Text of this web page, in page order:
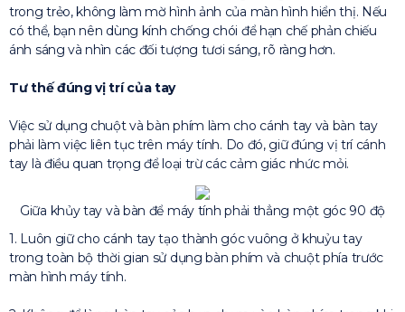
trong trẻo, không làm mờ hình ảnh của màn hình hiển thị. Nếu
có thể, bạn nên dùng kính chống chói để hạn chế phản chiếu
ánh sáng và nhìn các đối tượng tươi sáng, rõ ràng hơn.
Tư thế đúng vị trí của tay
Việc sử dụng chuột và bàn phím làm cho cánh tay và bàn tay
phải làm việc liên tục trên máy tính. Do đó, giữ đúng vị trí cánh
tay là điều quan trọng để loại trừ các cảm giác nhức mỏi.
Giữa khủy tay và bàn để máy tính phải thẳng một góc 90 độ
1. Luôn giữ cho cánh tay tạo thành góc vuông ở khuỷu tay
trong toàn bộ thời gian sử dụng bàn phím và chuột phía trước
màn hình máy tính.